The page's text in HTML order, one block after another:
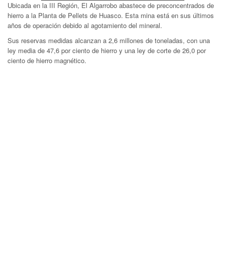
Ubicada en la III Región, El Algarrobo abastece de preconcentrados de
hierro a la Planta de Pellets de Huasco. Esta mina está en sus últimos
años de operación debido al agotamiento del mineral.
Sus reservas medidas alcanzan a 2,6 millones de toneladas, con una
ley media de 47,6 por ciento de hierro y una ley de corte de 26,0 por
ciento de hierro magnético.